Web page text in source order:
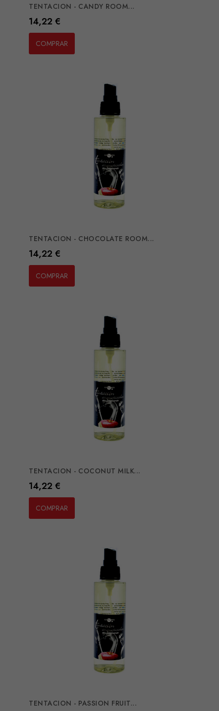
TENTACION - CANDY ROOM...
Preço
14,22 €
COMPRAR
TENTACION - CHOCOLATE ROOM...
Preço
14,22 €
COMPRAR
TENTACION - COCONUT MILK...
Preço
14,22 €
COMPRAR
TENTACION - PASSION FRUIT...